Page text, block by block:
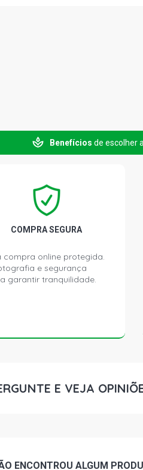
Benefícios de escolher a
COMPRA SEGURA
compra online protegida.
e segurança
garantir tranquilidade.
E VEJA
ENCONTROU ALGUM